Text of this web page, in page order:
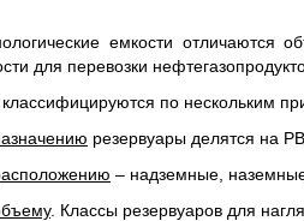
емкости
для перевозки
по нескольким
резервуары делятся на
– надземные,
. Классы резервуаров для